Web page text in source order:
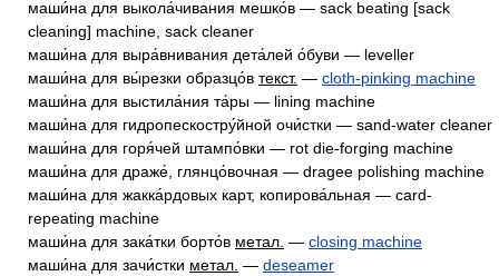
маши́на для выкола́чивания мешко́в — sack beating [sack
cleaning] machine, sack cleaner
маши́на для выра́внивания дета́лей о́буви — leveller
маши́на для вы́резки образцо́в текст. — cloth-pinking machine
маши́на для выстила́ния та́ры — lining machine
маши́на для гидропескостру́йной очи́стки — sand-water cleaner
маши́на для горя́чей штампо́вки — rot die-forging machine
маши́на для драже́, глянцо́вочная — dragee polishing machine
маши́на для жакка́рдовых карт, копирова́льная — card-
repeating machine
маши́на для зака́тки борто́в метал. — closing machine
маши́на для зачи́стки метал. — deseamer